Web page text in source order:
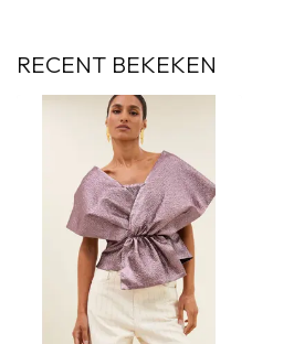
RECENT BEKEKEN